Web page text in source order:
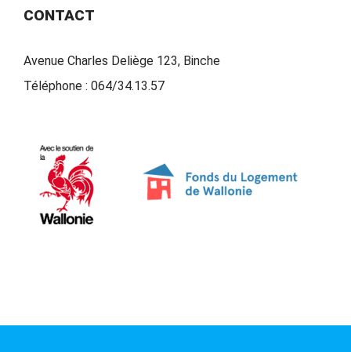
CONTACT
Avenue Charles Deliège 123, Binche
Téléphone : 064/34.13.57